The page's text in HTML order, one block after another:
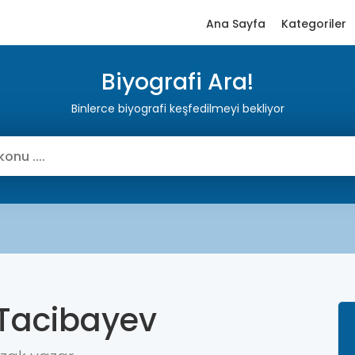
Ana Sayfa Kategoriler
Biyografi Ara!
Binlerce biyografi keşfedilmeyi bekliyor